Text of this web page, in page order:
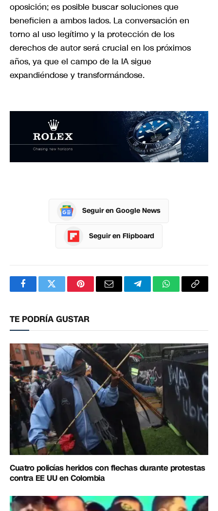
oposición; es posible buscar soluciones que
beneficien a ambos lados. La conversación en
torno al uso legítimo y la protección de los
derechos de autor será crucial en los próximos
años, ya que el campo de la IA sigue
expandiéndose y transformándose.
Seguir en Google News
Seguir en Flipboard
FacebookTwitterPinterestCorreoTelegramWhatsApp
TE PODRÍA GUSTAR
Cuatro policías heridos con flechas durante protestas
contra EE UU en Colombia